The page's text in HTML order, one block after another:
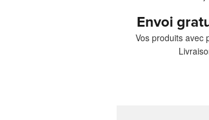
Envoi
Vos produits avec